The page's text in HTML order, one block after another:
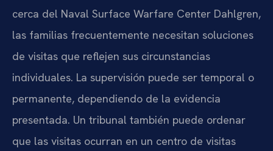
cerca del Naval Surface Warfare Center Dahlgren,
las familias frecuentemente necesitan soluciones
de visitas que reflejen sus circunstancias
individuales. La supervisión puede ser temporal o
permanente, dependiendo de la evidencia
presentada. Un tribunal también puede ordenar
que las visitas ocurran en un centro de visitas